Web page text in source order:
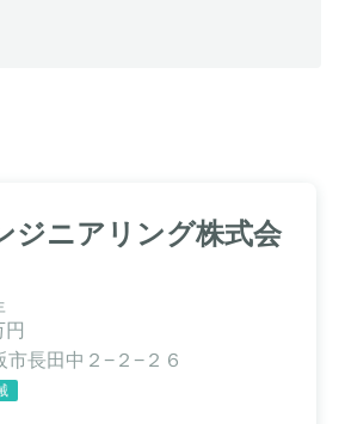
ジニアリング株式会
市長田中２−２−２６